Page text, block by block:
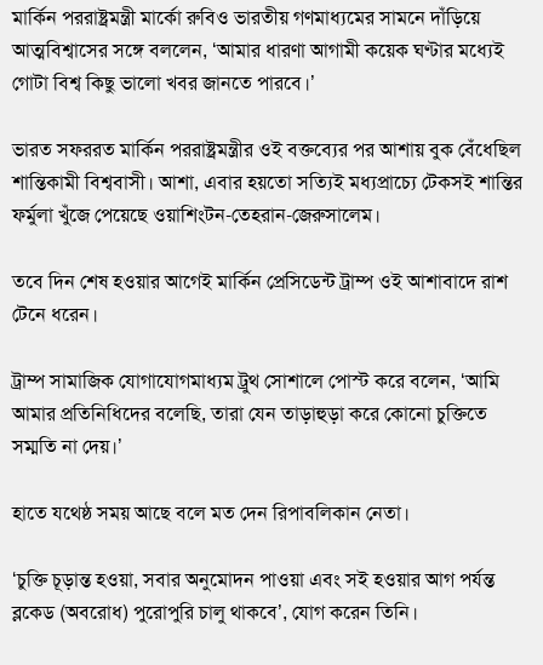
মার্কিন পররাষ্ট্রমন্ত্রী মার্কো রুবিও ভারতীয় গণমাধ্যমের সামনে দাঁড়িয়ে
আত্মবিশ্বাসের সঙ্গে বললেন, ‘আমার ধারণা আগামী কয়েক ঘণ্টার মধ্যেই
গোটা বিশ্ব কিছু ভালো খবর জানতে পারবে।’
ভারত সফররত মার্কিন পররাষ্ট্রমন্ত্রীর ওই বক্তব্যের পর আশায় বুক বেঁধেছিল
শান্তিকামী বিশ্ববাসী। আশা, এবার হয়তো সত্যিই মধ্যপ্রাচ্যে টেকসই শান্তির
ফর্মুলা খুঁজে পেয়েছে ওয়াশিংটন-তেহরান-জেরুসালেম।
তবে দিন শেষ হওয়ার আগেই মার্কিন প্রেসিডেন্ট ট্রাম্প ওই আশাবাদে রাশ
টেনে ধরেন।
ট্রাম্প সামাজিক যোগাযোগমাধ্যম ট্রুথ সোশালে পোস্ট করে বলেন, ‘আমি
আমার প্রতিনিধিদের বলেছি, তারা যেন তাড়াহুড়া করে কোনো চুক্তিতে
সম্মতি না দেয়।’
হাতে যথেষ্ঠ সময় আছে বলে মত দেন রিপাবলিকান নেতা।
‘চুক্তি চূড়ান্ত হওয়া, সবার অনুমোদন পাওয়া এবং সই হওয়ার আগ পর্যন্ত
ব্লকেড (অবরোধ) পুরোপুরি চালু থাকবে’, যোগ করেন তিনি।